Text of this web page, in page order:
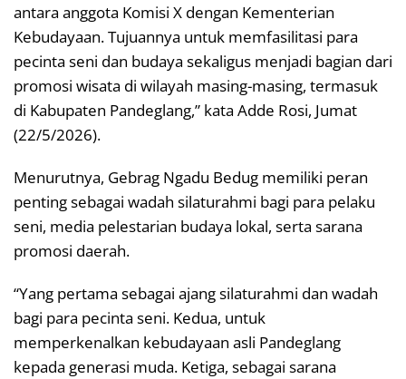
antara anggota Komisi X dengan Kementerian
Kebudayaan. Tujuannya untuk memfasilitasi para
pecinta seni dan budaya sekaligus menjadi bagian dari
promosi wisata di wilayah masing-masing, termasuk
di Kabupaten Pandeglang,” kata Adde Rosi, Jumat
(22/5/2026).
Menurutnya, Gebrag Ngadu Bedug memiliki peran
penting sebagai wadah silaturahmi bagi para pelaku
seni, media pelestarian budaya lokal, serta sarana
promosi daerah.
“Yang pertama sebagai ajang silaturahmi dan wadah
bagi para pecinta seni. Kedua, untuk
memperkenalkan kebudayaan asli Pandeglang
kepada generasi muda. Ketiga, sebagai sarana